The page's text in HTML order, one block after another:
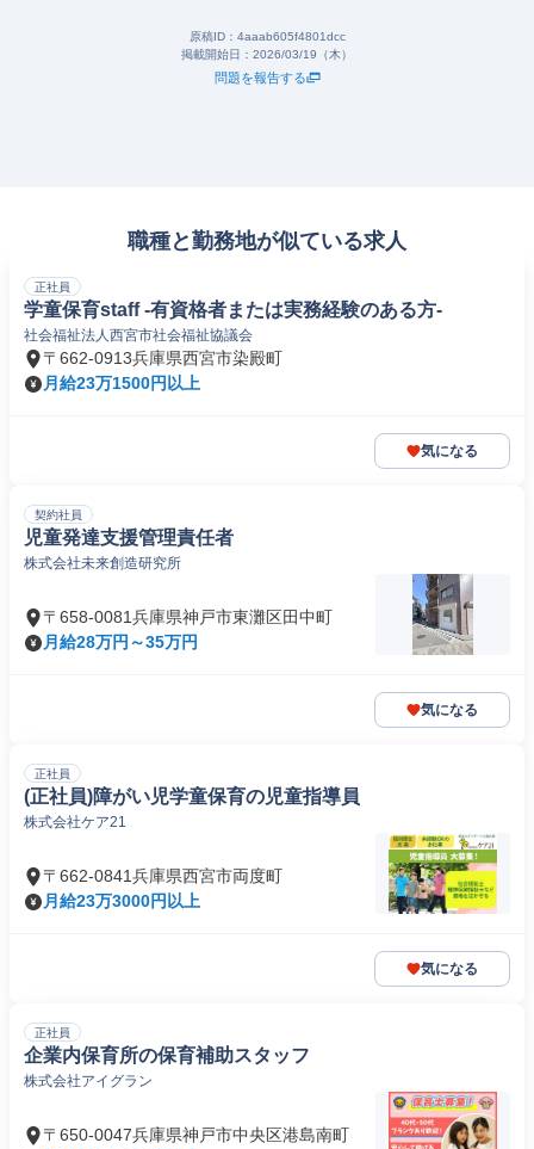
原稿ID： 4aaab605f4801dcc
掲載開始日： 2026/03/19（木）
問題を報告する
職種と勤務地が似ている求人
正社員
学童保育staff -有資格者または実務経験のある方-
社会福祉法人西宮市社会福祉協議会
〒662-0913兵庫県西宮市染殿町
月給23万1500円以上
気になる
契約社員
児童発達支援管理責任者
株式会社未来創造研究所
〒658-0081兵庫県神戸市東灘区田中町
月給28万円～35万円
気になる
正社員
(正社員)障がい児学童保育の児童指導員
株式会社ケア21
〒662-0841兵庫県西宮市両度町
月給23万3000円以上
気になる
正社員
企業内保育所の保育補助スタッフ
株式会社アイグラン
〒650-0047兵庫県神戸市中央区港島南町